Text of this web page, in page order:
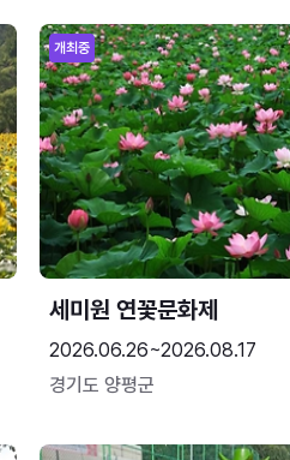
개최중
세미원 연꽃문화제
2026.06.26~2026.08.17
경기도 양평군